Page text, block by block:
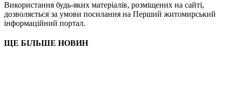
Використання будь-яких матеріалів, розміщених на сайті,
дозволяється за умови посилання на Перший житомирський
інформаційний портал.
ЩЕ БІЛЬШЕ НОВИН